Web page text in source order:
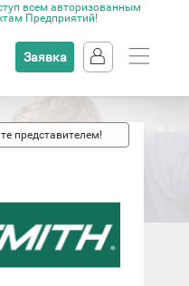
всем авторизованным
Предприятий!
Заявка
представителем!